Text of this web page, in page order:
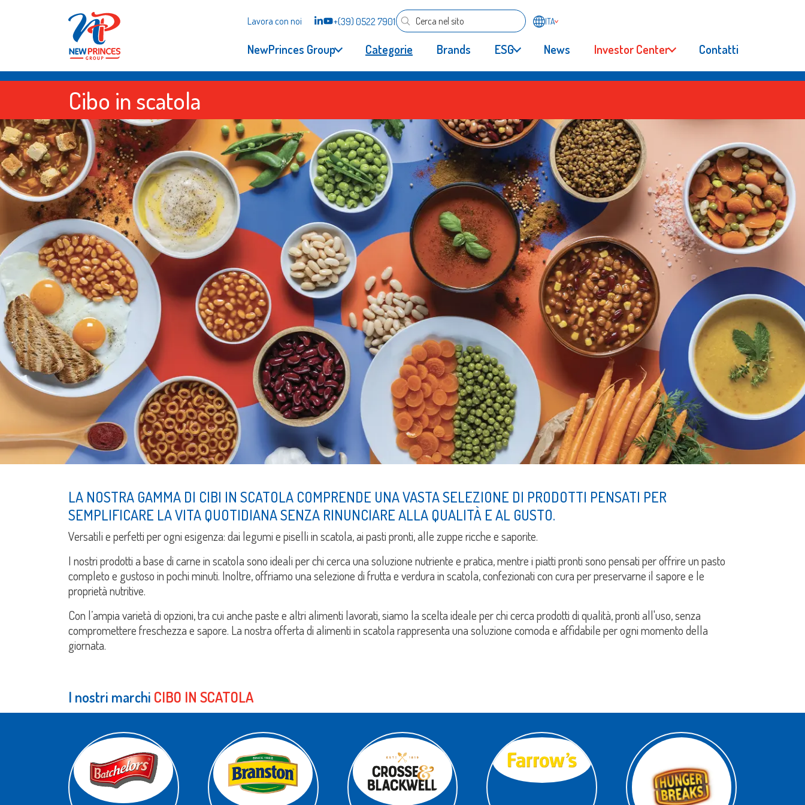
NewPrinces Group Categorie Brands ESG News Investor Center Contatti
Lavora con noi +(39) 0522 7901 ITA
Cibo in scatola
LA NOSTRA GAMMA DI CIBI IN SCATOLA COMPRENDE UNA VASTA SELEZIONE DI PRODOTTI PENSATI PER
SEMPLIFICARE LA VITA QUOTIDIANA SENZA RINUNCIARE ALLA QUALITÀ E AL GUSTO.
Versatili e perfetti per ogni esigenza: dai legumi e piselli in scatola, ai pasti pronti, alle zuppe ricche e saporite.
I nostri prodotti a base di carne in scatola sono ideali per chi cerca una soluzione nutriente e pratica, mentre i piatti pronti sono pensati per offrire un pasto
completo e gustoso in pochi minuti. Inoltre, offriamo una selezione di frutta e verdura in scatola, confezionati con cura per preservarne il sapore e le
proprietà nutritive.
Con l’ampia varietà di opzioni, tra cui anche paste e altri alimenti lavorati, siamo la scelta ideale per chi cerca prodotti di qualità, pronti all'uso, senza
compromettere freschezza e sapore. La nostra offerta di alimenti in scatola rappresenta una soluzione comoda e affidabile per ogni momento della
giornata.
I nostri marchi CIBO IN SCATOLA